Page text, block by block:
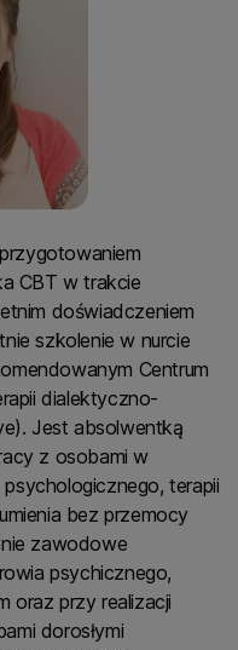
CBT w trakcie
doświadczeniem
szkolenie w nurcie
Centrum
dialektyczno-
Jest absolwentką
z osobami w
terapii
bez przemocy
zawodowe
psychicznego,
oraz przy realizacji
dorosłymi